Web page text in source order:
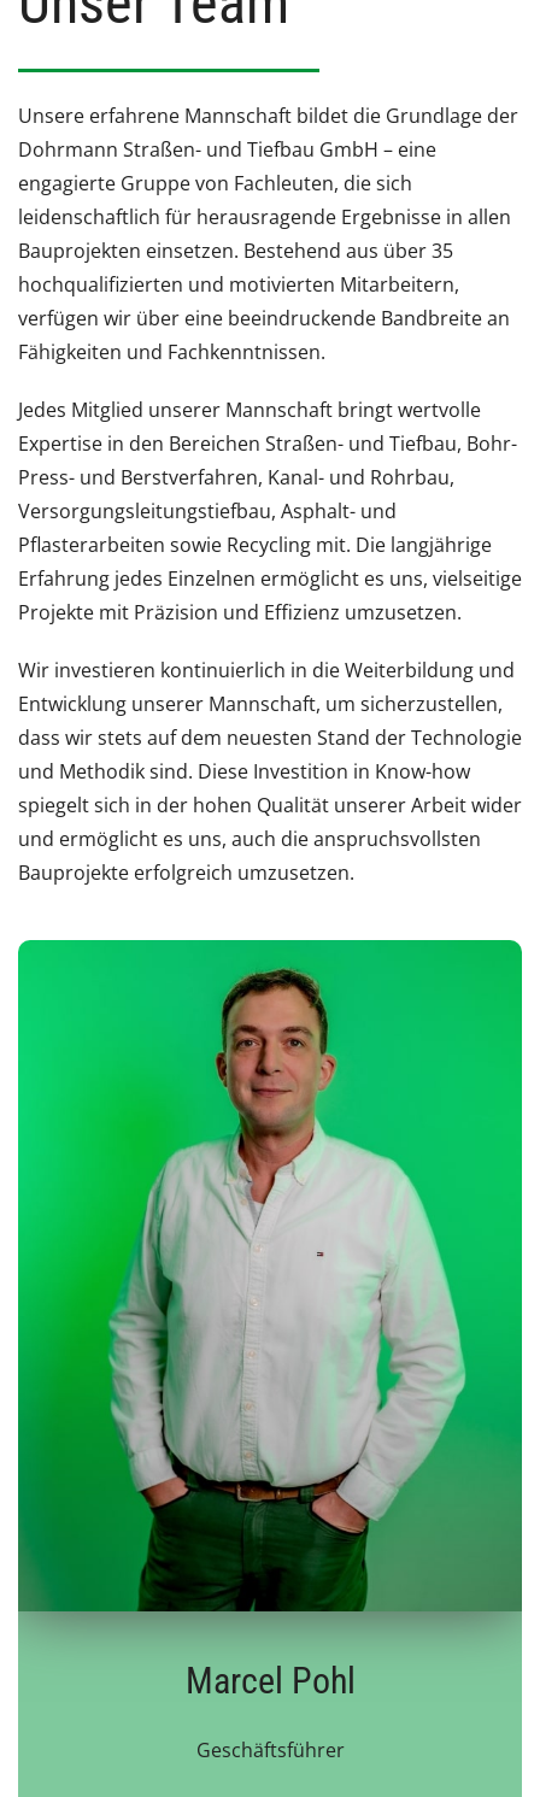
Unsere erfahrene Mannschaft bildet die Grundlage der
Dohrmann Straßen- und Tiefbau GmbH – eine
engagierte Gruppe von Fachleuten, die sich
leidenschaftlich für herausragende Ergebnisse in allen
Bauprojekten einsetzen. Bestehend aus über 35
hochqualifizierten und motivierten Mitarbeitern,
verfügen wir über eine beeindruckende Bandbreite an
Fähigkeiten und Fachkenntnissen.
Jedes Mitglied unserer Mannschaft bringt wertvolle
Expertise in den Bereichen Straßen- und Tiefbau, Bohr-
Press- und Berstverfahren, Kanal- und Rohrbau,
Versorgungsleitungstiefbau, Asphalt- und
Pflasterarbeiten sowie Recycling mit. Die langjährige
Erfahrung jedes Einzelnen ermöglicht es uns, vielseitige
Projekte mit Präzision und Effizienz umzusetzen.
Wir investieren kontinuierlich in die Weiterbildung und
Entwicklung unserer Mannschaft, um sicherzustellen,
dass wir stets auf dem neuesten Stand der Technologie
und Methodik sind. Diese Investition in Know-how
spiegelt sich in der hohen Qualität unserer Arbeit wider
und ermöglicht es uns, auch die anspruchsvollsten
Bauprojekte erfolgreich umzusetzen.
Marcel Pohl
Geschäftsführer